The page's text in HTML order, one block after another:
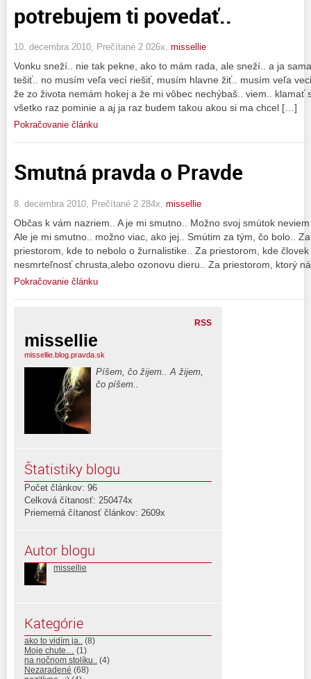
potrebujem ti povedať..
10. decembra 2010, Prečítané 2 026x, missellie
Vonku sneží.. nie tak pekne, ako to mám rada, ale sneží.. a ja
tešiť.. no musím veľa vecí riešiť, musím hlavne žiť.. musím veľa
že zo života nemám hokej a že mi vôbec nechýbaš.. viem.. klamať
všetko raz pominie a aj ja raz budem takou akou si ma chcel […]
Pokračovanie článku
Smutná pravda o Pravde
8. decembra 2010, Prečítané 2 284x, missellie
Občas k vám nazriem.. A je mi smutno.. Možno svoj smútok
Ale je mi smutno.. možno viac, ako jej.. Smútim za tým, čo bolo..
priestorom, kde to nebolo o žurnalistike.. Za priestorom, kde
nesmrteľnosť chrusta,alebo ozonovu dieru.. Za priestorom, ktorý
Pokračovanie článku
RSS
missellie
missellie.blog.pravda.sk
Píšem, čo žijem.. A žijem,
čo píšem..
Štatistiky blogu
Počet článkov: 96
Celková čítanosť: 250474x
Priemerná čítanosť článkov: 2609x
Autor blogu
missellie
Kategórie
ako to vidím ja.. (8)
Moje chute… (1)
na nočnom stolíku.. (4)
Nezaradené (68)